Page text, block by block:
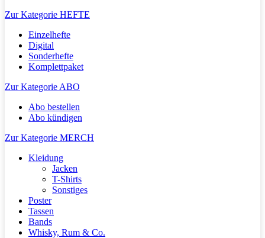
Zur Kategorie HEFTE
Einzelhefte
Digital
Sonderhefte
Komplettpaket
Zur Kategorie ABO
Abo bestellen
Abo kündigen
Zur Kategorie MERCH
Kleidung
Jacken
T-Shirts
Sonstiges
Poster
Tassen
Bands
Whisky, Rum & Co.